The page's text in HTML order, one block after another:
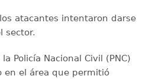
atacantes intentaron darse
sector.
Policía Nacional Civil (PNC)
en el área que permitió